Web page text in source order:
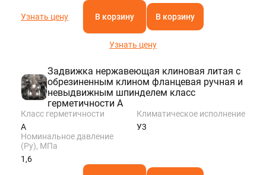
Узнать цену В корзину В корзину
Узнать цену
Задвижка нержавеющая клиновая литая с
обрезиненным клином фланцевая ручная и
невыдвижным шпинделем класс
герметичности A
Класс герметичности
A
Климатическое исполнение
У3
Номинальное давление
(Ру), МПа
1,6